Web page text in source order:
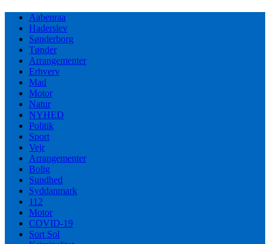
Aabenraa
Haderslev
Sønderborg
Tønder
Arrangementer
Erhverv
Mad
Motor
Natur
NYHED
Politik
Sport
Vejr
Arrangementer
Bolig
Sundhed
Syddanmark
112
Motor
COVID-19
Sort Sol